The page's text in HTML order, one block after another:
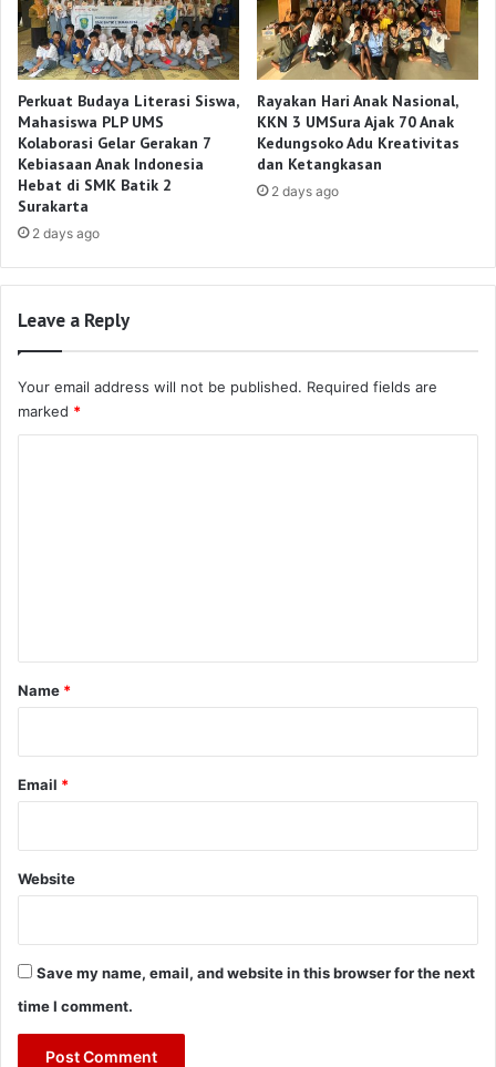
Perkuat Budaya Literasi Siswa,
Mahasiswa PLP UMS
Kolaborasi Gelar Gerakan 7
Kebiasaan Anak Indonesia
Hebat di SMK Batik 2
Surakarta
2 days ago
Rayakan Hari Anak Nasional,
KKN 3 UMSura Ajak 70 Anak
Kedungsoko Adu Kreativitas
dan Ketangkasan
2 days ago
Leave a Reply
Your email address will not be published. Required fields are
marked *
*
Name *
Email *
Website
Save my name, email, and website in this browser for the next
time I comment.